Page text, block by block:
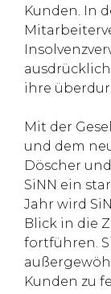
Kunden. In
ihre
Mit der
und dem
Döscher
SiNN ein
Jahr wird
Blick in die
fortführen.
Kunden zu